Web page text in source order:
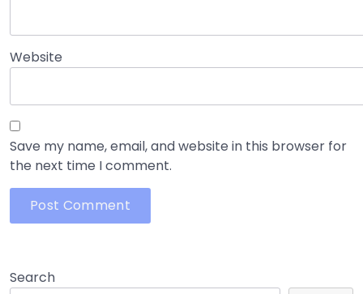
Website
Save my name, email, and website in this browser for
the next time I comment.
Search